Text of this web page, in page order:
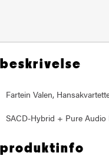
beskrivelse
Fartein Valen,
SACD-Hybrid + Pure Audio
produktinfo